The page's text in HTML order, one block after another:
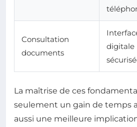
Consultation
documents
digitale
La maîtrise de ces
seulement un gain de temps
aussi une meilleure